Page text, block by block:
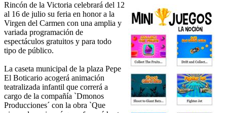
Rincón de la Victoria celebrará del 12
al 16 de julio su feria en honor a la
Virgen del Carmen con una amplia y
variada programación de
espectáculos gratuitos y para todo
tipo de público.
La caseta municipal de la plaza Pepe
El Boticario acogerá animación
teatralizada infantil que correrá a
cargo de la compañía `Dmonos
Producciones´ con la obra `Que